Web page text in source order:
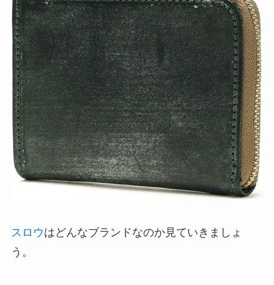
スロウはどんなブランドなのか見ていきましょ
う。